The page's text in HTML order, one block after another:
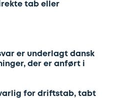
tab eller
er underlagt dansk
der er anført i
for driftstab, tabt